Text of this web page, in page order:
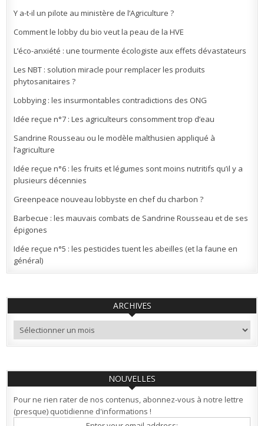
Y a-t-il un pilote au ministère de l’Agriculture ?
Comment le lobby du bio veut la peau de la HVE
L’éco-anxiété : une tourmente écologiste aux effets dévastateurs
Les NBT : solution miracle pour remplacer les produits
phytosanitaires ?
Lobbying : les insurmontables contradictions des ONG
Idée reçue n°7 : Les agriculteurs consomment trop d’eau
Sandrine Rousseau ou le modèle malthusien appliqué à
l’agriculture
Idée reçue n°6 : les fruits et légumes sont moins nutritifs qu’il y a
plusieurs décennies
Greenpeace nouveau lobbyste en chef du charbon ?
Barbecue : les mauvais combats de Sandrine Rousseau et de ses
épigones
Idée reçue n°5 : les pesticides tuent les abeilles (et la faune en
général)
ARCHIVES
Archives
NOUVELLES
Pour ne rien rater de nos contenus, abonnez-vous à notre lettre
(presque) quotidienne d'informations !